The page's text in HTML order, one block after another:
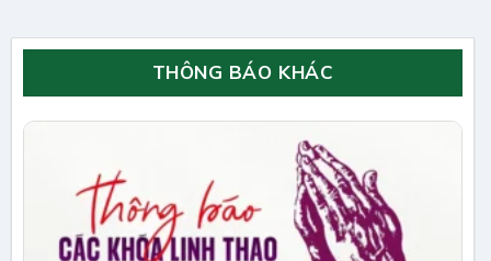
THÔNG BÁO KHÁC